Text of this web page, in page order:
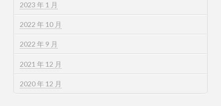
2023 年 1 月
2022 年 10 月
2022 年 9 月
2021 年 12 月
2020 年 12 月